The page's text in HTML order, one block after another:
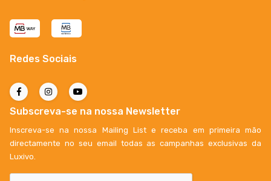
Redes Sociais
Subscreva-se na nossa Newsletter
Inscreva-se na nossa Mailing List e receba em primeira mão
directamente no seu email todas as campanhas exclusivas da
Luxivo.